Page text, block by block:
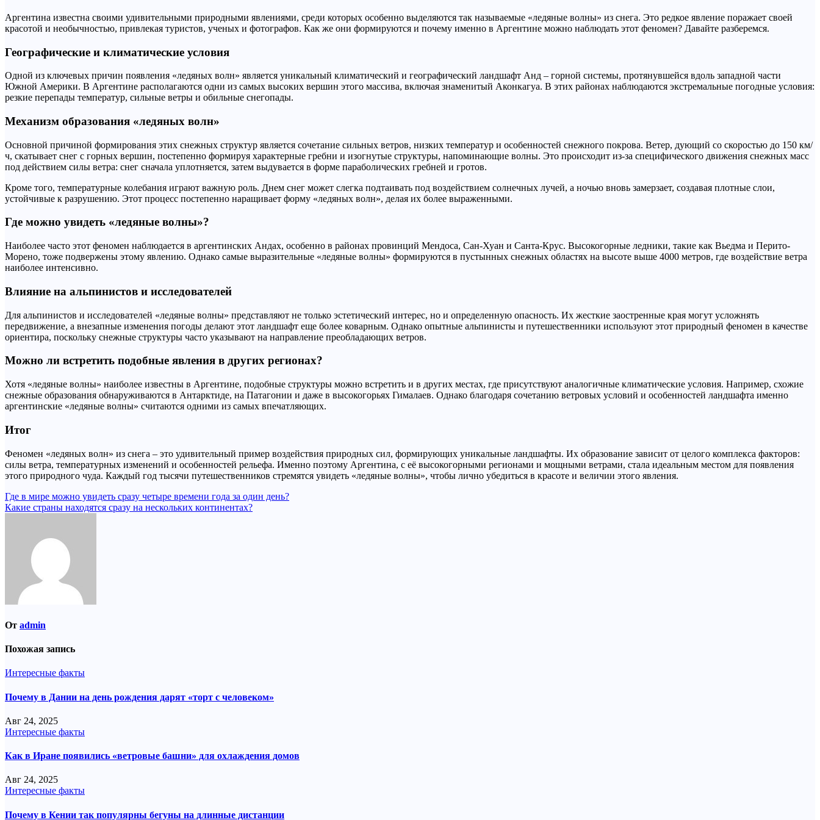
Аргентина известна своими удивительными природными явлениями, среди которых особенно выделяются так называемые «ледяные волны» из снега. Это редкое явление поражает своей
красотой и необычностью, привлекая туристов, ученых и фотографов. Как же они формируются и почему именно в Аргентине можно наблюдать этот феномен? Давайте разберемся.
Географические и климатические условия
Одной из ключевых причин появления «ледяных волн» является уникальный климатический и географический ландшафт Анд – горной системы, протянувшейся вдоль западной части
Южной Америки. В Аргентине располагаются одни из самых высоких вершин этого массива, включая знаменитый Аконкагуа. В этих районах наблюдаются экстремальные погодные условия:
резкие перепады температур, сильные ветры и обильные снегопады.
Механизм образования «ледяных волн»
Основной причиной формирования этих снежных структур является сочетание сильных ветров, низких температур и особенностей снежного покрова. Ветер, дующий со скоростью до 150 км/
ч, скатывает снег с горных вершин, постепенно формируя характерные гребни и изогнутые структуры, напоминающие волны. Это происходит из-за специфического движения снежных масс
под действием силы ветра: снег сначала уплотняется, затем выдувается в форме параболических гребней и гротов.
Кроме того, температурные колебания играют важную роль. Днем снег может слегка подтаивать под воздействием солнечных лучей, а ночью вновь замерзает, создавая плотные слои,
устойчивые к разрушению. Этот процесс постепенно наращивает форму «ледяных волн», делая их более выраженными.
Где можно увидеть «ледяные волны»?
Наиболее часто этот феномен наблюдается в аргентинских Андах, особенно в районах провинций Мендоса, Сан-Хуан и Санта-Крус. Высокогорные ледники, такие как Вьедма и Перито-
Морено, тоже подвержены этому явлению. Однако самые выразительные «ледяные волны» формируются в пустынных снежных областях на высоте выше 4000 метров, где воздействие ветра
наиболее интенсивно.
Влияние на альпинистов и исследователей
Для альпинистов и исследователей «ледяные волны» представляют не только эстетический интерес, но и определенную опасность. Их жесткие заостренные края могут усложнять
передвижение, а внезапные изменения погоды делают этот ландшафт еще более коварным. Однако опытные альпинисты и путешественники используют этот природный феномен в качестве
ориентира, поскольку снежные структуры часто указывают на направление преобладающих ветров.
Можно ли встретить подобные явления в других регионах?
Хотя «ледяные волны» наиболее известны в Аргентине, подобные структуры можно встретить и в других местах, где присутствуют аналогичные климатические условия. Например, схожие
снежные образования обнаруживаются в Антарктиде, на Патагонии и даже в высокогорьях Гималаев. Однако благодаря сочетанию ветровых условий и особенностей ландшафта именно
аргентинские «ледяные волны» считаются одними из самых впечатляющих.
Итог
Феномен «ледяных волн» из снега – это удивительный пример воздействия природных сил, формирующих уникальные ландшафты. Их образование зависит от целого комплекса факторов:
силы ветра, температурных изменений и особенностей рельефа. Именно поэтому Аргентина, с её высокогорными регионами и мощными ветрами, стала идеальным местом для появления
этого природного чуда. Каждый год тысячи путешественников стремятся увидеть «ледяные волны», чтобы лично убедиться в красоте и величии этого явления.
Навигация
по
Где в мире можно увидеть сразу четыре времени года за один день?
Какие страны находятся сразу на нескольких континентах?
От admin
Похожая запись
Интересные факты
Почему в Дании на день рождения дарят «торт с человеком»
Авг 24, 2025
Интересные факты
Как в Иране появились «ветровые башни» для охлаждения домов
Авг 24, 2025
Интересные факты
Почему в Кении так популярны бегуны на длинные дистанции